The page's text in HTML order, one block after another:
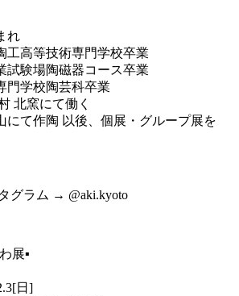
れ
高等技術専門学校卒業
験場陶磁器コース卒業
学校陶芸科卒業
北窯にて働く
て作陶 以後、個展・グループ展を
グラム → @aki.kyoto
展▪️
日]